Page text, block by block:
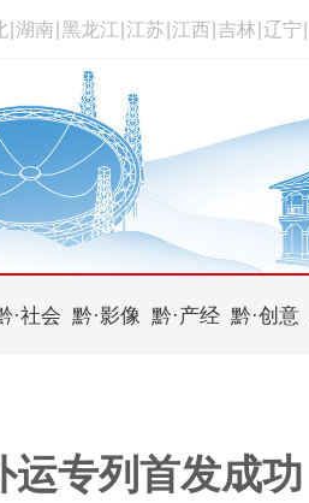
湖南 黑龙江 江苏 江西 吉林 辽宁
·社会 黔·影像 黔·产经 黔·创意
运专列首发成功